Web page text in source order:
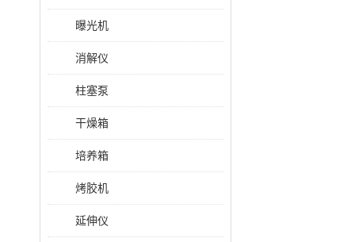
曝光机
消解仪
柱塞泵
干燥箱
培养箱
烤胶机
延伸仪